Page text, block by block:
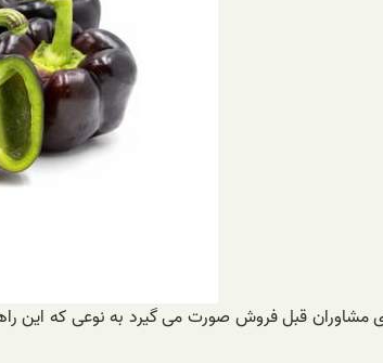
قبل فروش صورت می گیرد به نوعی که این